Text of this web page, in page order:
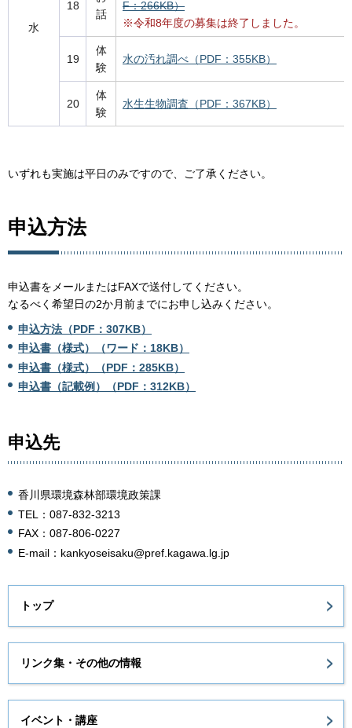
水
18
話
F：266KB）
※令和8年度の募集は終了しました。
19
体
験
水の汚れ調べ（PDF：355KB）
20
体
験
水生生物調査（PDF：367KB）
いずれも実施は平日のみですので、ご了承ください。
申込方法
申込書をメールまたはFAXで送付してください。
なるべく希望日の2か月前までにお申し込みください。
申込方法（PDF：307KB）
申込書（様式）（ワード：18KB）
申込書（様式）（PDF：285KB）
申込書（記載例）（PDF：312KB）
申込先
香川県環境森林部環境政策課
TEL：087-832-3213
FAX：087-806-0227
E-mail：kankyoseisaku@pref.kagawa.lg.jp
トップ
リンク集・その他の情報
イベント・講座